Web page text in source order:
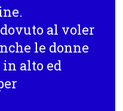
al voler
le donne
alto ed